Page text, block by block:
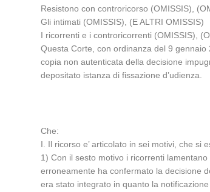
Resistono con controricorso (OMISSIS),
Gli intimati (OMISSIS), (E ALTRI OMISSIS)
I ricorrenti e i controricorrenti (OMISSIS),
Questa Corte, con ordinanza del 9
copia non autenticata della decisione
depositato istanza di fissazione d’udienza.
Che:
I. Il ricorso e’ articolato in sei motivi, che si
1) Con il sesto motivo i ricorrenti
erroneamente ha confermato la decisione
era stato integrato in quanto la